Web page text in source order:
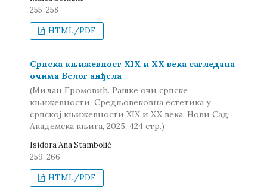
255-258
HTML/PDF
Српска књижевност XIX и XX века сагледана
очима Белог анђела
(Милан Громовић. Рашке очи српске
књижевности. Средњовековна естетика у
српској књижевности XIX и XX века. Нови Сад:
Академска књига, 2025, 424 стр.)
Isidora Ana Stambolić
259-266
HTML/PDF